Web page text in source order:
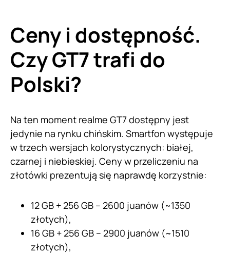
Ceny i dostępność.
Czy GT7 trafi do
Polski?
Na ten moment realme GT7 dostępny jest
jedynie na rynku chińskim. Smartfon występuje
w trzech wersjach kolorystycznych: białej,
czarnej i niebieskiej. Ceny w przeliczeniu na
złotówki prezentują się naprawdę korzystnie:
12 GB + 256 GB – 2600 juanów (~1350
złotych),
16 GB + 256 GB – 2900 juanów (~1510
złotych),